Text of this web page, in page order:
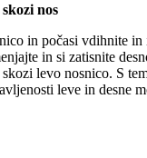
nos
in počasi vdihnite
in si zatisnite
levo nosnico. S
leve in desne